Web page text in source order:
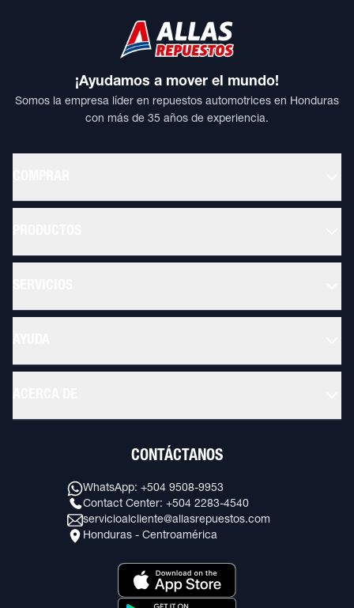
¡Ayudamos a mover el mundo!
Somos la empresa líder en repuestos automotrices en Honduras
con más de 35 años de experiencia.
CONTÁCTANOS
WhatsApp: +504 9508-9953
Contact Center: +504 2283-4540
servicioalcliente@allasrepuestos.com
Honduras - Centroamérica